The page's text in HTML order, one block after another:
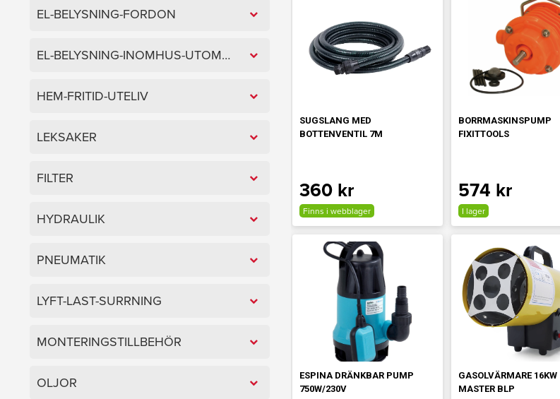
EL-BELYSNING-FORDON
EL-BELYSNING-INOMHUS-UTOMHUS
HEM-FRITID-UTELIV
LEKSAKER
FILTER
HYDRAULIK
PNEUMATIK
LYFT-LAST-SURRNING
MONTERINGSTILLBEHÖR
OLJOR
SUGSLANG MED
BOTTENVENTIL 7M
360 kr
Finns i webblager
BORRMASKINSPUMP
FIXITTOOLS
574 kr
I lager
ESPINA DRÄNKBAR PUMP
750W/230V
GASOLVÄRMARE 16KW
MASTER BLP